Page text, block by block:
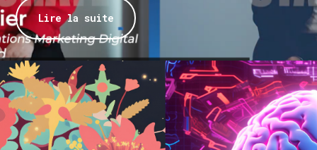
Lire la suite